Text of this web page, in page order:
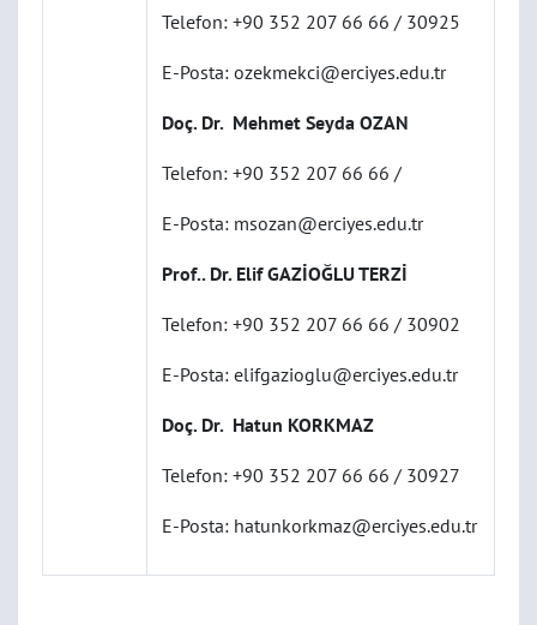
Telefon: +90 352 207 66 66 / 30925
E-Posta: ozekmekci@erciyes.edu.tr
Doç. Dr. Mehmet Seyda OZAN
Telefon: +90 352 207 66 66 /
E-Posta: msozan@erciyes.edu.tr
Prof.. Dr. Elif GAZİOĞLU TERZİ
Telefon: +90 352 207 66 66 / 30902
E-Posta: elifgazioglu@erciyes.edu.tr
Doç. Dr. Hatun KORKMAZ
Telefon: +90 352 207 66 66 / 30927
E-Posta: hatunkorkmaz@erciyes.edu.tr